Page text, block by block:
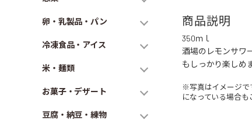
卵・乳製品・パン
冷凍食品・アイス
米・麺類
お菓子・デザート
豆腐・納豆・練物
商品説明
350ｍｌ
酒場のレモンサワ
もしっかり楽しめ
※写真はイメージで
になっている場合